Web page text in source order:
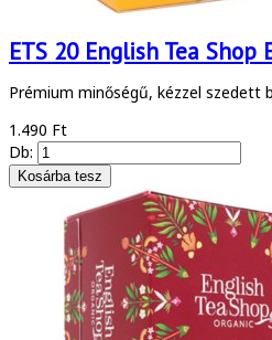
ETS 20 English Tea Shop
Prémium minőségű, kézzel szedett
1.490 Ft
Db: